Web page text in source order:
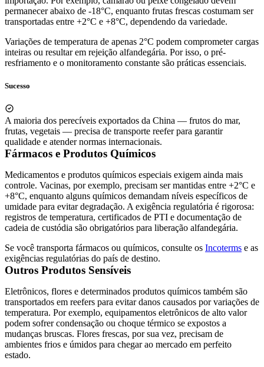
permanecer abaixo de -18°C, enquanto frutas frescas costumam ser
transportadas entre +2°C e +8°C, dependendo da variedade.
Variações de temperatura de apenas 2°C podem comprometer cargas
inteiras ou resultar em rejeição alfandegária. Por isso, o pré-
resfriamento e o monitoramento constante são práticas essenciais.
Sucesso
A maioria dos perecíveis exportados da China — frutos do mar,
frutas, vegetais — precisa de transporte reefer para garantir
qualidade e atender normas internacionais.
Fármacos e Produtos Químicos
Medicamentos e produtos químicos especiais exigem ainda mais
controle. Vacinas, por exemplo, precisam ser mantidas entre +2°C e
+8°C, enquanto alguns químicos demandam níveis específicos de
umidade para evitar degradação. A exigência regulatória é rigorosa:
registros de temperatura, certificados de PTI e documentação de
cadeia de custódia são obrigatórios para liberação alfandegária.
Se você transporta fármacos ou químicos, consulte os Incoterms e as
exigências regulatórias do país de destino.
Outros Produtos Sensíveis
Eletrônicos, flores e determinados produtos químicos também são
transportados em reefers para evitar danos causados por variações de
temperatura. Por exemplo, equipamentos eletrônicos de alto valor
podem sofrer condensação ou choque térmico se expostos a
mudanças bruscas. Flores frescas, por sua vez, precisam de
ambientes frios e úmidos para chegar ao mercado em perfeito
estado.